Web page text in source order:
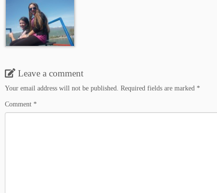
Leave a comment
Your email address will not be published. Required fields are marked *
Comment *